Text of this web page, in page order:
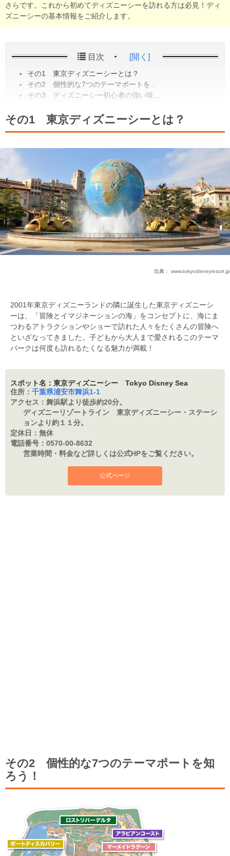
さらです。これから初めてディズニーシーを訪れる方は必見！ディ
ズニーシーの基本情報をご紹介します。
目次 [開く]
その1 東京ディズニーシーとは？
その2 個性的な7つのテーマポートを...
その3 ディズニーシー初心者の強い味...
その1 東京ディズニーシーとは？
出典： www.tokyodisneyresort.jp
2001年東京ディズニーランドの隣に誕生した東京ディズニーシ
ーは、「冒険とイマジネーションの海」をコンセプトに、海にま
つわるアトラクションやショーで訪れた人々をたくさんの冒険へ
といざなってきました。子どもから大人まで愛されるこのテーマ
パークは何度も訪れるたくなる魅力が満載！
スポット名：東京ディズニーシー Tokyo Disney Sea
住所： 千葉県浦安市舞浜1-1
アクセス： 舞浜駅より徒歩約20分。
ディズニーリゾートライン 東京ディズニーシー・ステーシ
ョンより約１１分。
定休日： 無休
電話番号： 0570-00-8632
営業時間・料金など詳しくは公式HPをご覧ください。
公式ページ
その2 個性的な7つのテーマポートを知
ろう！